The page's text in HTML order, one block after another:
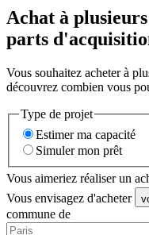
Achat à
parts
Vous souhaitez acheter à
découvrez combien vous
Type de projet
Estimer ma capacité
Simuler mon prêt
Vous aimeriez réaliser un
Vous envisagez d'acheter
commune de